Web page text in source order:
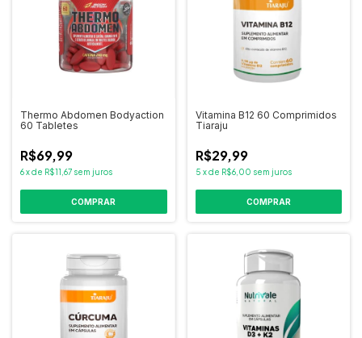
Thermo Abdomen Bodyaction
60 Tabletes
R$69,99
6xde R$11,67 sem juros
COMPRAR
Vitamina B12 60 Comprimidos
Tiaraju
R$29,99
5 xde R$6,00 sem juros
COMPRAR